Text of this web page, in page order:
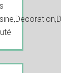
,Decoration,